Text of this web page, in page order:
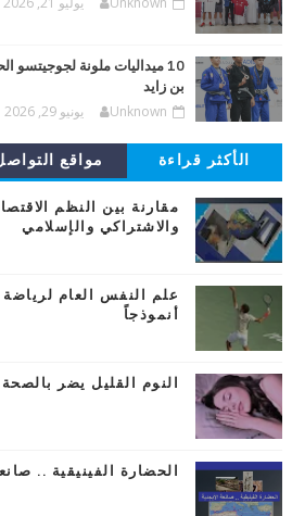
10 ميداليات ملونة
بن زايد
Unknown يونيو 29, 2026
الأكثر قراءة مواقع
مقارنة بين النظم
والاشتراكي والإسلامي
علم النفس العام
أنموذجاً
النوم القليل يضر
الحضارة الفينيقية ..